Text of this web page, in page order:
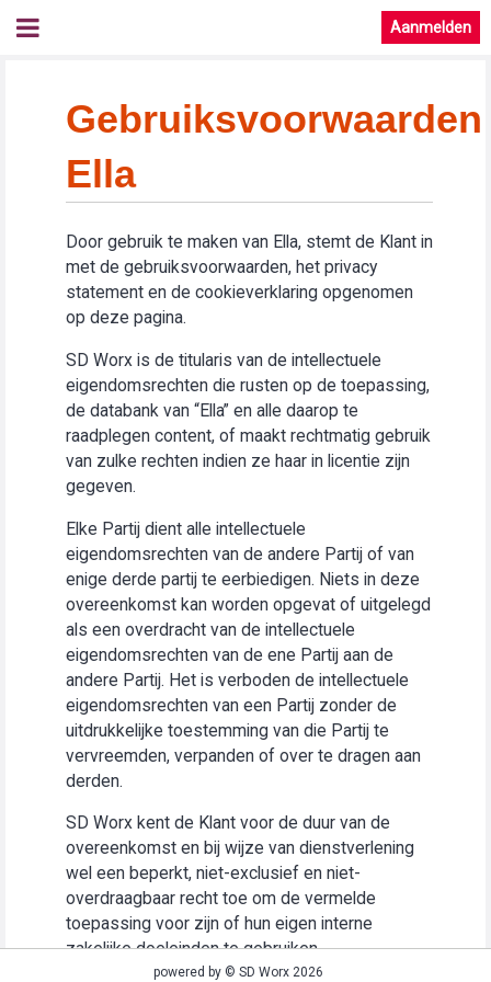
Aanmelden
Gebruiksvoorwaarden
Ella
Door gebruik te maken van Ella, stemt de Klant in
met de gebruiksvoorwaarden, het privacy
statement en de cookieverklaring opgenomen
op deze pagina.
SD Worx is de titularis van de intellectuele
eigendomsrechten die rusten op de toepassing,
de databank van “Ella” en alle daarop te
raadplegen content, of maakt rechtmatig gebruik
van zulke rechten indien ze haar in licentie zijn
gegeven.
Elke Partij dient alle intellectuele
eigendomsrechten van de andere Partij of van
enige derde partij te eerbiedigen. Niets in deze
overeenkomst kan worden opgevat of uitgelegd
als een overdracht van de intellectuele
eigendomsrechten van de ene Partij aan de
andere Partij. Het is verboden de intellectuele
eigendomsrechten van een Partij zonder de
uitdrukkelijke toestemming van die Partij te
vervreemden, verpanden of over te dragen aan
derden.
SD Worx kent de Klant voor de duur van de
overeenkomst en bij wijze van dienstverlening
wel een beperkt, niet-exclusief en niet-
overdraagbaar recht toe om de vermelde
toepassing voor zijn of hun eigen interne
zakelijke doeleinden te gebruiken
(“Gebruiksrecht”).powered by © SD Worx 2026